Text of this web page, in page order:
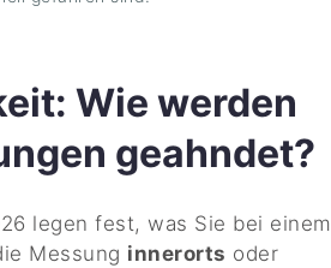
Wie werden
geahndet?
legen fest, was Sie bei einem
Messung innerorts oder